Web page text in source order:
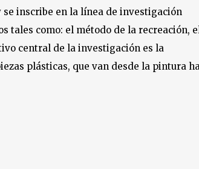
inscribe en la línea de investigación
tales como: el método de la recreación,
central de la investigación es la
plásticas, que van desde la pintura